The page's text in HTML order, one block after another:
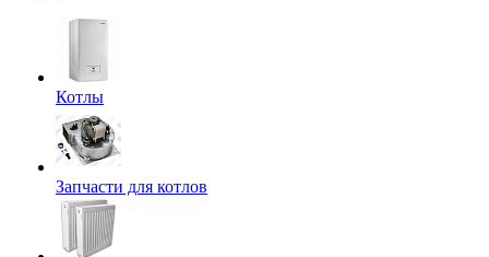
Котлы
Запчасти для котлов